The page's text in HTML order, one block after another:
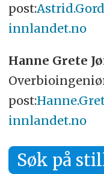
post:
innlandet.no
Hanne Grete
post:
innlandet.no
Søk på